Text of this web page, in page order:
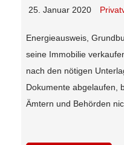
25. Januar 2020
Energieausweis,
seine Immobilie
nach den nötigen
Dokumente abgelaufen,
Ämtern und Behörden